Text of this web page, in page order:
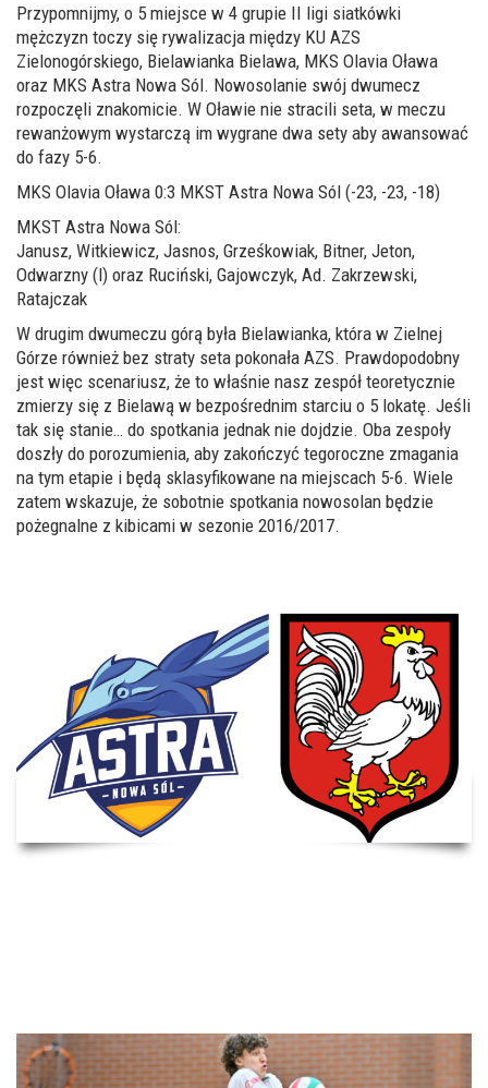
Przypomnijmy, o 5 miejsce w 4 grupie II ligi siatkówki
mężczyzn toczy się rywalizacja między KU AZS
Zielonogórskiego, Bielawianka Bielawa, MKS Olavia Oława
oraz MKS Astra Nowa Sól. Nowosolanie swój dwumecz
rozpoczęli znakomicie. W Oławie nie stracili seta, w meczu
rewanżowym wystarczą im wygrane dwa sety aby awansować
do fazy 5-6.
MKS Olavia Oława 0:3 MKST Astra Nowa Sól (-23, -23, -18)
MKST Astra Nowa Sól:
Janusz, Witkiewicz, Jasnos, Grześkowiak, Bitner, Jeton,
Odwarzny (l) oraz Ruciński, Gajowczyk, Ad. Zakrzewski,
Ratajczak
W drugim dwumeczu górą była Bielawianka, która w Zielnej
Górze również bez straty seta pokonała AZS. Prawdopodobny
jest więc scenariusz, że to właśnie nasz zespół teoretycznie
zmierzy się z Bielawą w bezpośrednim starciu o 5 lokatę. Jeśli
tak się stanie… do spotkania jednak nie dojdzie. Oba zespoły
doszły do porozumienia, aby zakończyć tegoroczne zmagania
na tym etapie i będą sklasyfikowane na miejscach 5-6. Wiele
zatem wskazuje, że sobotnie spotkania nowosolan będzie
pożegnalne z kibicami w sezonie 2016/2017.